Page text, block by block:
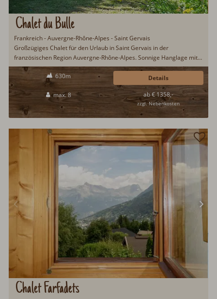
Chalet du Bulle
Frankreich - Auvergne-Rhône-Alpes - Saint Gervais
Großzügiges Chalet für den Urlaub in Saint Gervais in der
französischen Region Auvergne-Rhône-Alpes. Sonnige Hanglage mit
möblierter Süd-Ost-Terrasse. Gemütlich eingerichtet mit viel Holz,
offener Küche, Schwedenofen und WLan. Die Top-Skigebiete am Mont
Blanc sind schnell erreichbar...
630m
max. 8 ab € 1358,-
zzgl. Nebenkosten
Details
Chalet Farfadets